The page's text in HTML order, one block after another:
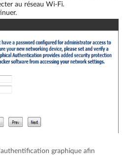
au réseau Wi-Fi.
graphique afin